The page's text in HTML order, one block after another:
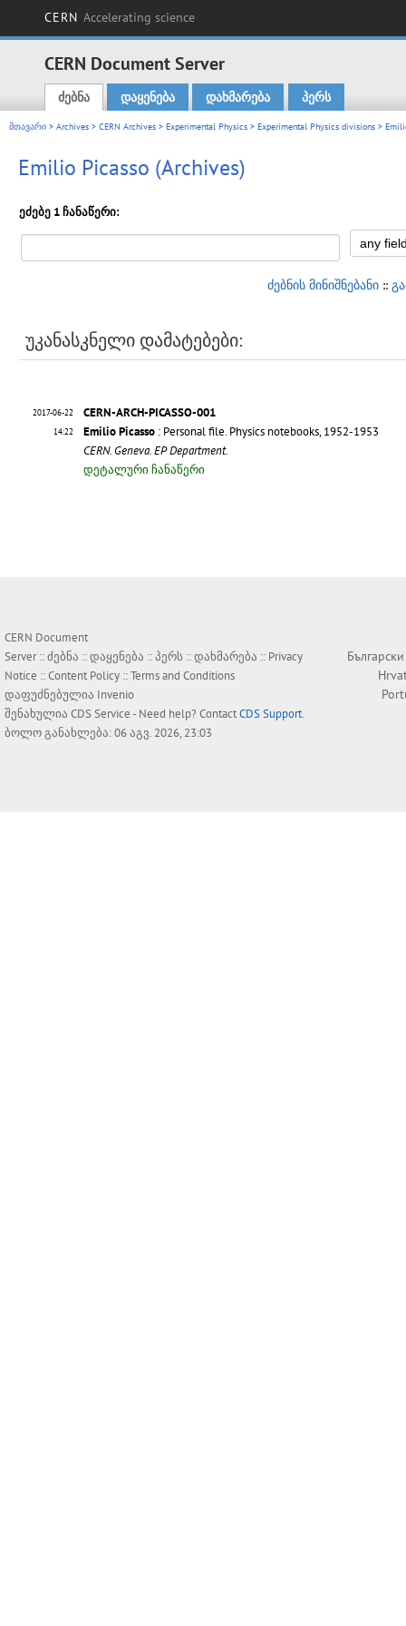
CERN Accelerating science
CERN Document Server
Main menu
ძებნა დაყენება დახმარება პერს
მთავარი > Archives > CERN Archives > Experimental Physics > Experimental Physics divisions >
Emilio Picasso (Archives)
ეძებე 1 ჩანაწერი:
ძებნის მინიშნებანი ::
უკანასკნელი დამატებები:
2017-06-22
14:22
CERN-ARCH-PICASSO-001
Emilio Picasso : Personal file. Physics notebooks, 1952-1953
CERN. Geneva. EP Department.
დეტალური ჩანაწერი
CERN Document
Server ::ძებნა ::დაყენება ::პერს ::დახმარება :: Privacy
Notice ::Content Policy ::Terms and Conditions
დაფუძნებულია Invenio
შენახულია CDS Service- Need help? ContactCDS Support.
ბოლო განახლება: 06 აგვ. 2026, 23:03
Български